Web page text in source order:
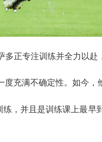
正专注训练并全力以
充满不确定性。如今，
，并且是训练课上最